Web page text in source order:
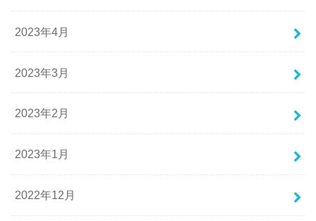
2023年4月
2023年3月
2023年2月
2023年1月
2022年12月